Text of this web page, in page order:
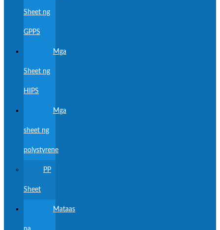
Sheet ng
GPPS
Mga
Sheet ng
HIPS
Mga
sheet ng
polystyrene
PP
Sheet
Mataas